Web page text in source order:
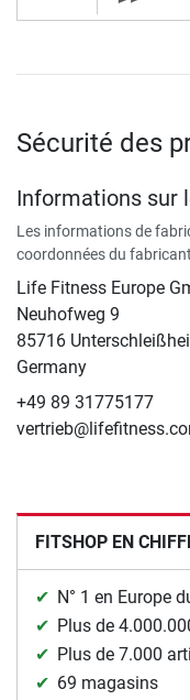
Sécurité des
Informations sur
Les informations de
coordonnées du
Life Fitness Europe
Neuhofweg 9
85716
Germany
+49 89 31775177
FITSHOP EN
N° 1 en Europe
Plus de
Plus de 7.000
69 magasins